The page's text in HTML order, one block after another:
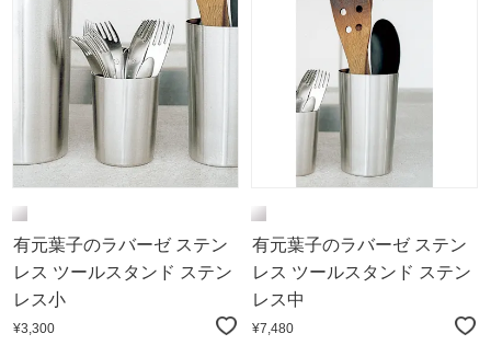
有元葉子のラバーゼ ステン
レス ツールスタンド ステン
レス小
¥3,300
有元葉子のラバーゼ ステン
レス ツールスタンド ステン
レス中
¥7,480